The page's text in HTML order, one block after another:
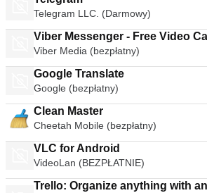
Telegram LLC. (Darmowy)
Viber Media (bezpłatny)
Google Translate
Google (bezpłatny)
Clean Master
Cheetah Mobile (bezpłatny)
VLC for Android
VideoLan (BEZPŁATNIE)
Trello: Organize anything with